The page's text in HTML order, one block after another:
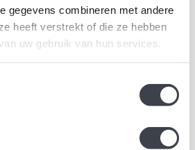
gegevens combineren met andere
heeft verstrekt of die ze hebben
uw gebruik van hun services.
Glas Leerdam
Glas & Kristalwinkel voor al uw
en Kristal. Daarnaast kunt u ons
t/m Vrijdag 13-17 uur Zaterdag 10-17